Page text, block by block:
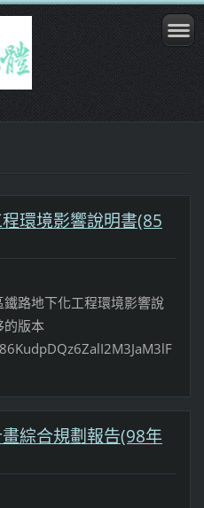
環境影響說明書(85
路地下化工程環境影響說
的版本
綜合規劃報告(98年